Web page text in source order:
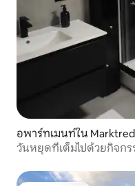
อพาร์ทเมนท์ใน
วันหยุดที่เต็มไปด้วยกิจกรร